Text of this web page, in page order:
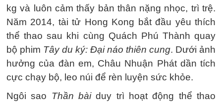
kg và luôn cảm thấy bản thân nặng nhọc, trì trệ.
Năm 2014, tài tử Hong Kong bắt đầu yêu thích
thể thao sau khi cùng Quách Phú Thành quay
bộ phim Tây du ký: Đại náo thiên cung. Dưới ảnh
hưởng của đàn em, Châu Nhuận Phát dần tích
cực chạy bộ, leo núi để rèn luyện sức khỏe.
Ngôi sao Thần bàiduy trì hoạt động thể thao